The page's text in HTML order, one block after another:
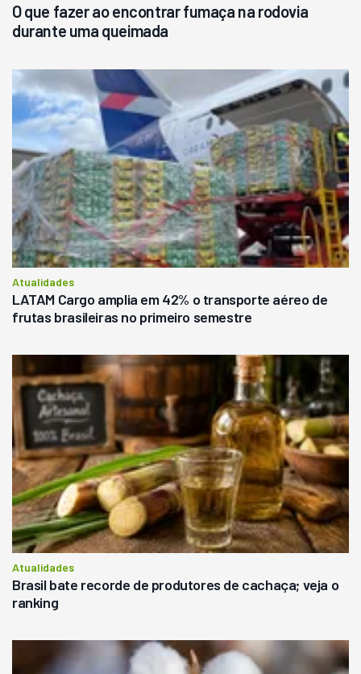
O que fazer ao encontrar fumaça na rodovia
durante uma queimada
Atualidades
LATAM Cargo amplia em 42% o transporte aéreo de
frutas brasileiras no primeiro semestre
Atualidades
Brasil bate recorde de produtores de cachaça; veja o
ranking